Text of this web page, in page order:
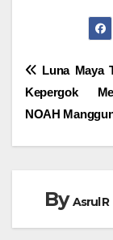
pos
Luna Maya
Kepergok
NOAH
ByAsrul R